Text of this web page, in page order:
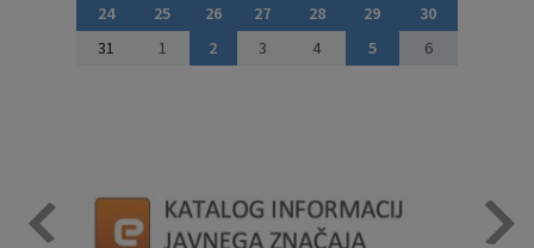
24
25 26 27 28 29
30
31
1 2 3 4 5 6